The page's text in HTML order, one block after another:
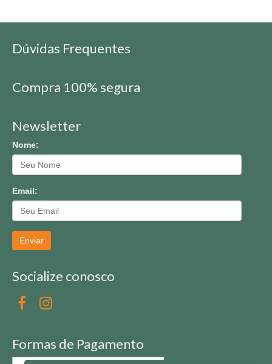
Dúvidas Frequentes
Compra 100% segura
Newsletter
Nome:
Email:
Enviar
Socialize conosco
Formas de Pagamento